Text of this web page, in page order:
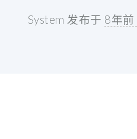
System 发布于 8年前